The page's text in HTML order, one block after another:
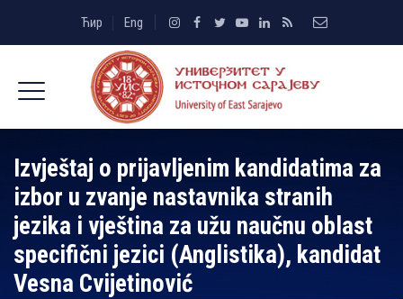
Ћир Eng
Izvještaj o prijavljenim kandidatima za
izbor u zvanje nastavnika stranih
jezika i vještina za užu naučnu oblast
specifični jezici (Anglistika), kandidat
Vesna Cvijetinović